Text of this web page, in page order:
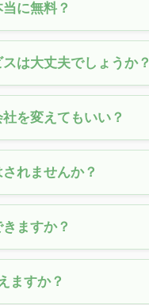
に無料？
は大丈夫でしょうか？
を変えてもいい？
れませんか？
ますか？
ますか？